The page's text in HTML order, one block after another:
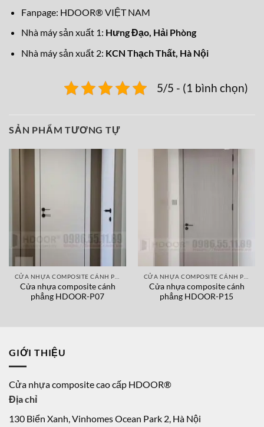
Fanpage: HDOOR® VIỆT NAM
Nhà máy sản xuất 1: Hưng Đạo, Hải Phòng
Nhà máy sản xuất 2: KCN Thạch Thất, Hà Nội
5/5 - (1 bình chọn)
SẢN PHẨM TƯƠNG TỰ
Cửa nhựa composite cánh
phẳng HDOOR-P07
Cửa nhựa composite cánh
phẳng HDOOR-P15
GIỚI THIỆU
Cửa nhựa composite cao cấp HDOOR®
Địa chỉ
130 Biển Xanh, Vinhomes Ocean Park 2, Hà Nội